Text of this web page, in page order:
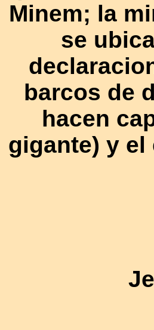
Minem; la
se
barcos de
hacen
gigante) y